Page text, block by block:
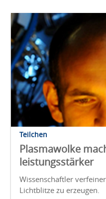
Teilchen
Plasmawolke
leistungsstärker
Wissenschaftler
Lichtblitze zu erzeugen.